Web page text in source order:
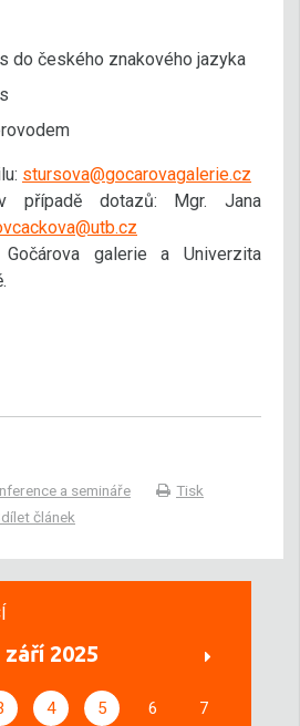
do českého znakového jazyka
stursova@gocarovagalerie.cz
případě dotazů: Mgr. Jana
galerie a Univerzita
a semináře
Tisk
článek
září 2025
4 5 6
7